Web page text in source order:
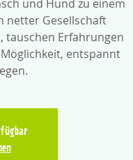
und Hund zu einem
netter Gesellschaft
tauschen Erfahrungen
entspannt